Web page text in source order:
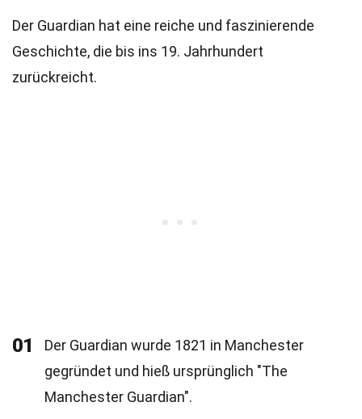
Der Guardian hat eine reiche und faszinierende
Geschichte, die bis ins 19. Jahrhundert
zurückreicht.
01
Der Guardian wurde 1821 in Manchester
gegründet und hieß ursprünglich "The
Manchester Guardian".